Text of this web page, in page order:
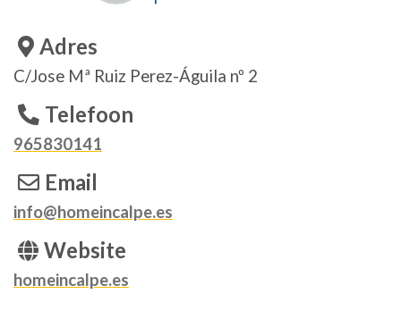
Adres
C/Jose Mª Ruiz Perez-Águila nº 2
Telefoon
965830141
Email
info@homeincalpe.es
Website
homeincalpe.es